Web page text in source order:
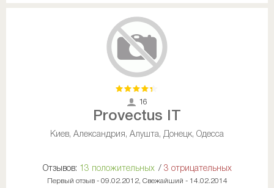
16
Provectus IT
Киев, Александрия, Алушта, Донецк, Одесса
Отзывов: 13 положительных / 3 отрицательных
Первый отзыв - 09.02.2012, Свежайший - 14.02.2014